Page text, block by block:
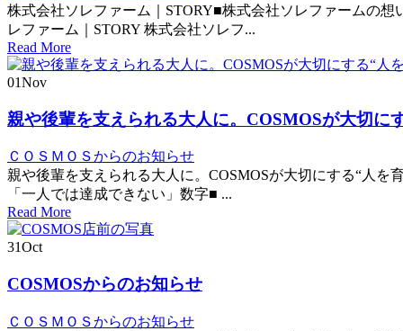
株式会社ソレファーム｜STORY■株式会社ソレファームの
レファーム｜STORY 株式会社ソレフ...
Read More
01Nov
親や後輩を支えられる大人に。COSMOSが大切に
ＣＯＳＭＯＳからのお知らせ
親や後輩を支えられる大人に。COSMOSが大切にする“人
「一人では達成できない」数字■ ...
Read More
31Oct
COSMOSからのお知らせ
ＣＯＳＭＯＳからのお知らせ